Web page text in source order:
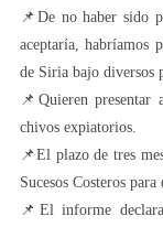
📌De no haber sido
aceptaría, habríamos
de Siria bajo diversos
📌Quieren
chivos expiatorios.
📌El plazo de tres
Sucesos Costeros
📌El informe